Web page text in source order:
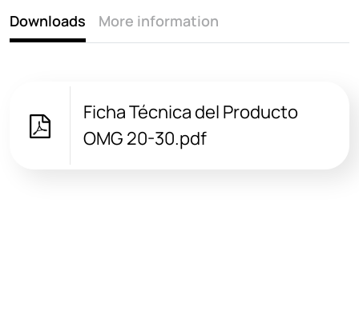
Downloads More information
Ficha Técnica del Producto
OMG 20-30.pdf